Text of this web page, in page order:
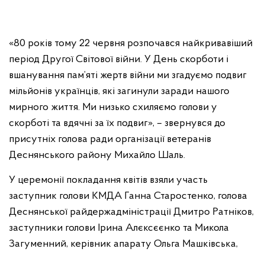
«80 років тому 22 червня розпочався найкривавіший
період Другої Світової війни. У День скорботи і
вшанування пам’яті жертв війни ми згадуємо подвиг
мільйонів українців, які загинули заради нашого
мирного життя. Ми низько схиляємо голови у
скорботі та вдячні за їх подвиг», – звернувся до
присутніх голова ради організації ветеранів
Деснянського району Михайло Шаль.
У церемонії покладання квітів взяли участь
заступник голови КМДА Ганна Старостенко, голова
Деснянської райдержадміністрації Дмитро Ратніков,
заступники голови Ірина Алєксєєнко та Микола
Загуменний, керівник апарату Ольга Машківська,